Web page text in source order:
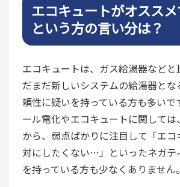
エコキュートがオスス
という方の言い分は？
エコキュートは、ガス給湯器などと
だまだ新しいシステムの給湯器と
頼性に疑いを持っている方も多いで
ール電化やエコキュートに関して
から、弱点ばかりに注目して「エ
対にしたくない…」といったネガテ
を持っている方も少なくありません。